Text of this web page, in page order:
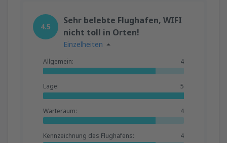
4.5
Sehr belebte Flughafen, WIFI
nicht toll in Orten!
Einzelheiten
Allgemein: 4
Lage: 5
Warteraum: 4
Kennzeichnung des Flughafens: 4